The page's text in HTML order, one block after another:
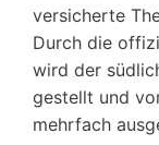
versicherte
Durch die
wird der
gestellt und
mehrfach